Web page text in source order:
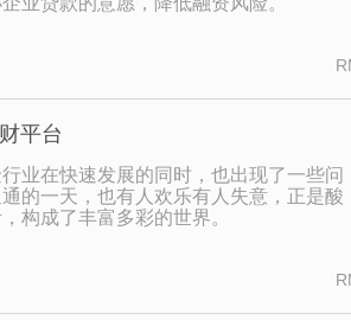
平台
在快速发展的同时，也出现了一些问
的一天，也有人欢乐有人失意，正是酸
构成了丰富多彩的世界。